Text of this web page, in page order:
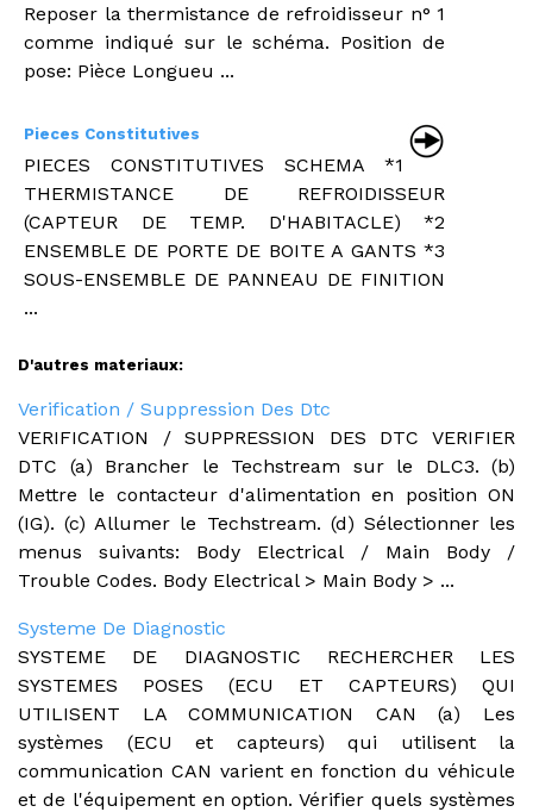
Reposer la thermistance de refroidisseur n° 1
comme indiqué sur le schéma. Position de
pose: Pièce Longueu ...
Pieces Constitutives
PIECES CONSTITUTIVES SCHEMA *1
THERMISTANCE DE REFROIDISSEUR
(CAPTEUR DE TEMP. D'HABITACLE) *2
ENSEMBLE DE PORTE DE BOITE A GANTS *3
SOUS-ENSEMBLE DE PANNEAU DE FINITION
...
D'autres materiaux:
Verification / Suppression Des Dtc
VERIFICATION / SUPPRESSION DES DTC VERIFIER
DTC (a) Brancher le Techstream sur le DLC3. (b)
Mettre le contacteur d'alimentation en position ON
(IG). (c) Allumer le Techstream. (d) Sélectionner les
menus suivants: Body Electrical / Main Body /
Trouble Codes. Body Electrical > Main Body > ...
Systeme De Diagnostic
SYSTEME DE DIAGNOSTIC RECHERCHER LES
SYSTEMES POSES (ECU ET CAPTEURS) QUI
UTILISENT LA COMMUNICATION CAN (a) Les
systèmes (ECU et capteurs) qui utilisent la
communication CAN varient en fonction du véhicule
et de l'équipement en option. Vérifier quels systèmes